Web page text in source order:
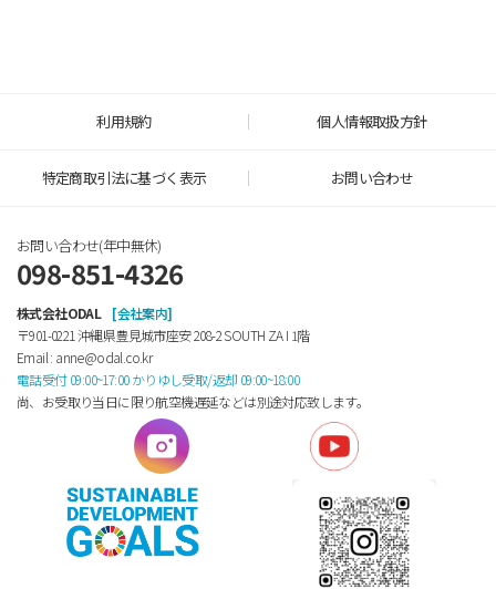
利用規約 個人情報取扱方針
特定商取引法に基づく表示 お問い合わせ
お問い合わせ(年中無休)
098-851-4326
株式会社ODAL
[会社案内]
〒901-0221 沖縄県豊見城市座安 208-2 SOUTH ZA Ⅰ 1階
Email : anne@odal.co.kr
電話受付 09:00~17:00 かりゆし受取/返却 09:00~18:00
尚、お受取り当日に限り航空機遅延などは別途対応致します。